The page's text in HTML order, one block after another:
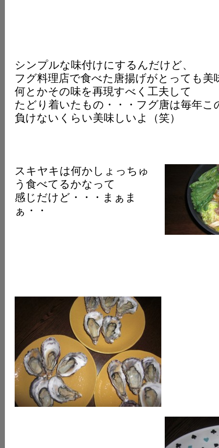
シンプルな味付けにするんだけど、
フグ料理店で食べた唐揚げがとっても美
何とかその味を再現すべく工夫して
たどり着いたもの・・・フグ唐は毎年こ
負けないくらい美味しいよ（笑）
スキヤキは何かしょっちゅ
う食べてるかなって
感じだけど・・・まぁま
ぁ・・